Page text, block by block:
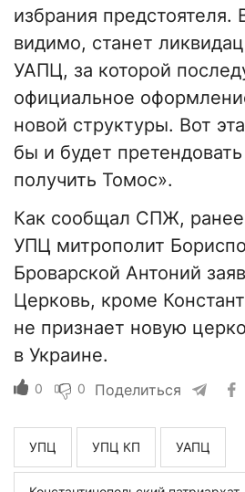
избрания предстоятеля.
видимо, станет
УАПЦ, за которой
официальное
новой структуры. Вот
бы и будет
получить Томос».
Как сообщал СПЖ,
УПЦ митрополит
Броварской Антоний
Церковь, кроме
не признает новую
в Украине.
0 0 Поделиться
УПЦ УПЦ КП УАПЦ